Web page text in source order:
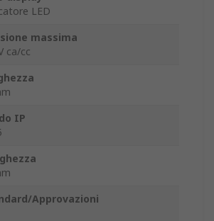
LED
massima
ca/cc
IP
Approvazioni